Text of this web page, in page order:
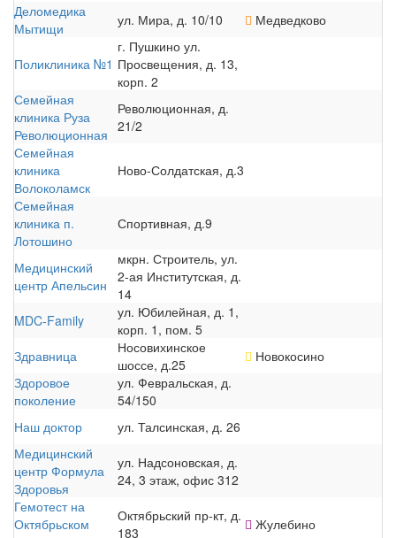
Деломедика
Мытищи
ул. Мира, д. 10/10 Медведково
Поликлиника №1
г. Пушкино ул.
Просвещения, д. 13,
корп. 2
Семейная
клиника Руза
Революционная
Революционная, д.
21/2
Семейная
клиника
Волоколамск
Ново-Солдатская, д.3
Семейная
клиника п.
Лотошино
Спортивная, д.9
Медицинский
центр Апельсин
мкрн. Строитель, ул.
2-ая Институтская, д.
14
MDC-Family
ул. Юбилейная, д. 1,
корп. 1, пом. 5
Здравница
Носовихинское
шоссе, д.25
Новокосино
Здоровое
поколение
ул. Февральская, д.
54/150
Наш доктор
ул. Талсинская, д. 26
Медицинский
центр Формула
Здоровья
ул. Надсоновская, д.
24, 3 этаж, офис 312
Гемотест на
Октябрьском
Октябрьский пр-кт, д.
183
Жулебино